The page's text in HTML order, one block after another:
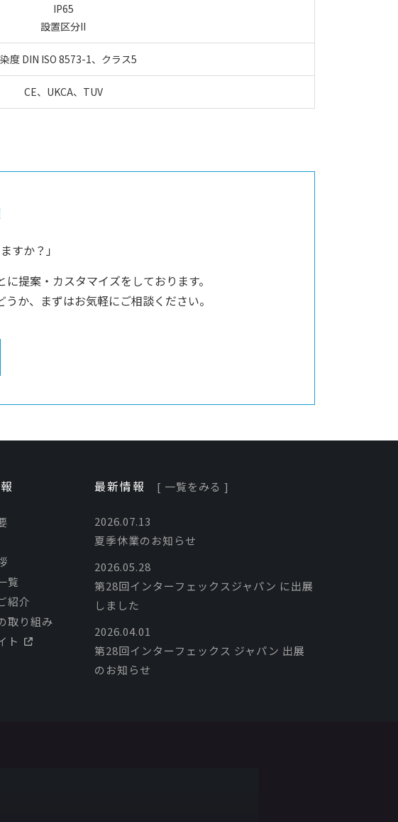
IP65
設置区分II
度 DIN ISO 8573-1、クラス5
CE、UKCA、TUV
すか？」
提案・カスタマイズをしております。
か、まずはお気軽にご相談ください。
覧
紹介
取り組み
ト
最新情報 [ 一覧をみる ]
2026.07.13
夏季休業のお知らせ
2026.05.28
第28回インターフェックスジャパン に出展
しました
2026.04.01
第28回インターフェックス ジャパン 出展
のお知らせ